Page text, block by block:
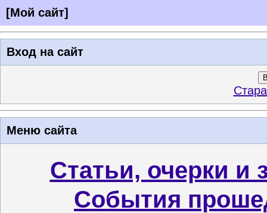
[Мой сайт]
Вход на сайт
Меню сайта
Статьи, очерки и
События